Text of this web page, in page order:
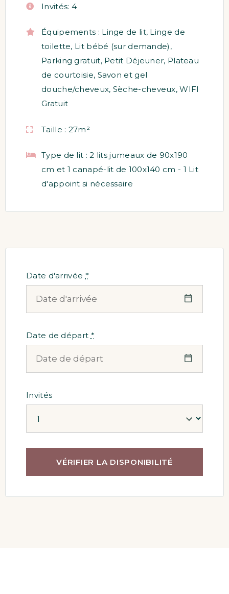
Invités: 4
Équipements : Linge de lit, Linge de
toilette, Lit bébé (sur demande) ,
Parking gratuit, Petit Déjeuner, Plateau
de courtoisie, Savon et gel
douche/cheveux, Sèche-cheveux,WIFI
Gratuit
Taille : 27m²
Type de lit : 2 lits jumeaux de 90x190
cm et 1 canapé-lit de 100x140 cm - 1 Lit
d'appoint si nécessaire
Date d'arrivée *
Date de départ *
Invités